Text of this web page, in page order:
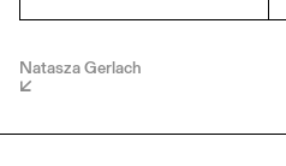
Natasza Gerlach